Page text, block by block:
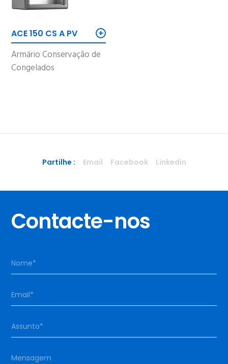
ACE 150 CS A PV +
Armário Conservação de
Congelados
Partilhe : Email Facebook Linkedin
Contacte-nos